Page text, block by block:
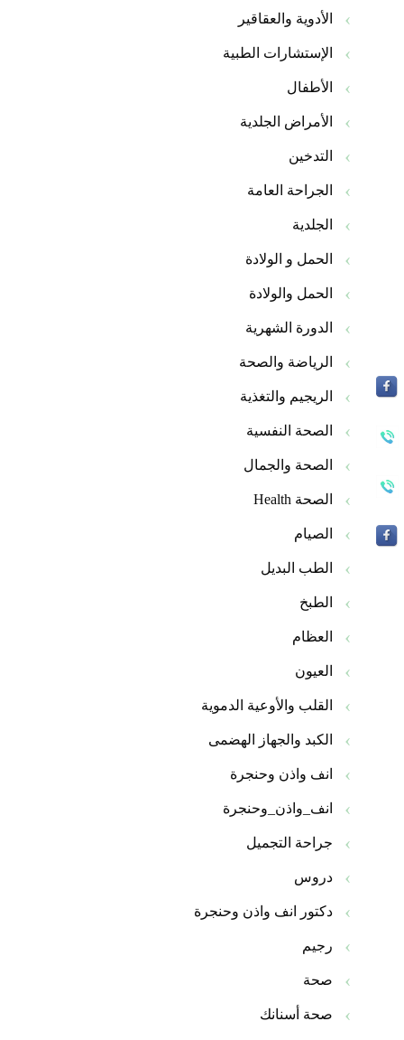
الأدوية والعقاقير
الإستشارات الطبية
الأطفال
الأمراض الجلدية
التدخين
الجراحة العامة
الجلدية
الحمل و الولادة
الحمل والولادة
الدورة الشهرية
الرياضة والصحة
الريجيم والتغذية
الصحة النفسية
الصحة والجمال
الصحة Health
الصيام
الطب البديل
الطبخ
العظام
العيون
القلب والأوعية الدموية
الكبد والجهاز الهضمى
انف واذن وحنجرة
انف_واذن_وحنجرة
جراحة التجميل
دروس
دكتور انف واذن وحنجرة
رجيم
صحة
صحة أسنانك